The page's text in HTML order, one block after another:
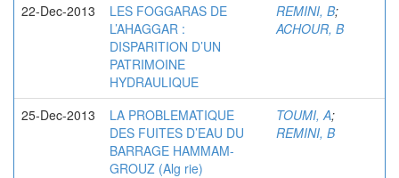
22-Dec-2013
LES FOGGARAS DE
L’AHAGGAR :
DISPARITION D’UN
PATRIMOINE
HYDRAULIQUE
REMINI, B;
ACHOUR, B
25-Dec-2013
LA PROBLEMATIQUE
DES FUITES D’EAU DU
BARRAGE HAMMAM-
GROUZ (Alg rie)
TOUMI, A;
REMINI, B